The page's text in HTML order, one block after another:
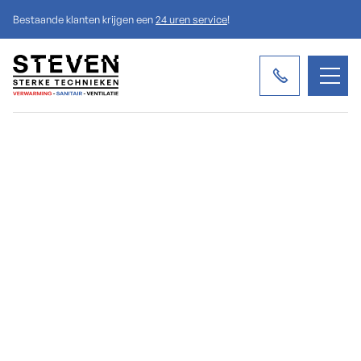
Bestaande klanten krijgen een24 uren service!

